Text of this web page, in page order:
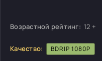
Возрастной рейтинг: 12 +
Качество: BDRIP 1080P